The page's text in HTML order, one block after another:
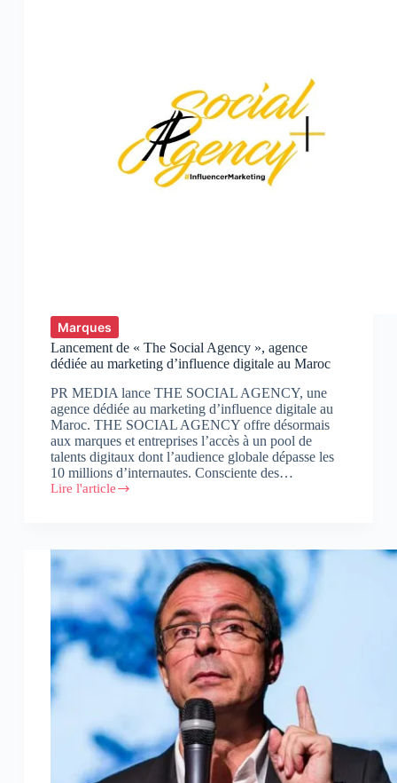
Marques
Lancement de « The Social Agency », agence
dédiée au marketing d’influence digitale au Maroc
PR MEDIA lance THE SOCIAL AGENCY, une
agence dédiée au marketing d’influence digitale au
Maroc. THE SOCIAL AGENCY offre désormais
aux marques et entreprises l’accès à un pool de
talents digitaux dont l’audience globale dépasse les
10 millions d’internautes. Consciente des…
Lire l'article
Lancement
Agency »,
agence
dédiée
marketing
d’influence
digitale
au
Maroc